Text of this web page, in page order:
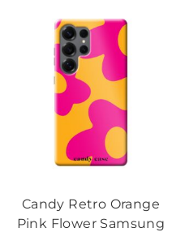
Candy Retro Orange
Pink Flower Samsung